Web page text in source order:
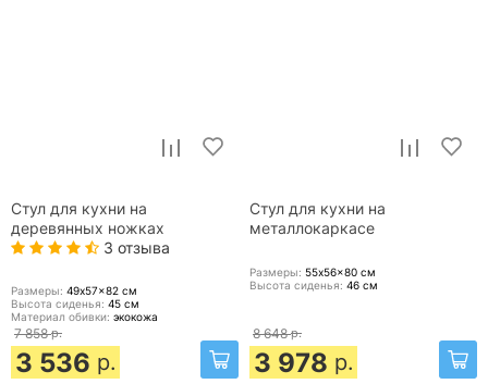
Стул для кухни на
деревянных ножках
3 отзыва
Размеры: 49x57x82 см
Высота сиденья: 45 см
Материал обивки: экокожа
7 858 р.
3 536 р.
Стул для кухни на
металлокаркасе
Размеры: 55x56x80 см
Высота сиденья: 46 см
8 648 р.
3 978 р.